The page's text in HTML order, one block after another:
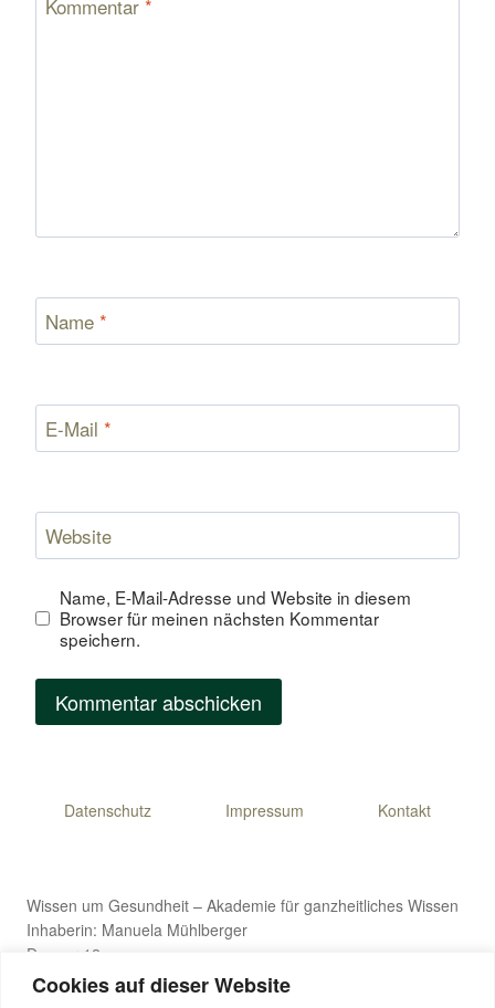
Cookies auf dieser Website
Name *
E-Mail *
Website
Name, E-Mail-Adresse und Website in diesem
Browser für meinen nächsten Kommentar
speichern.
Datenschutz Impressum Kontakt
Wissen um Gesundheit – Akademie für ganzheitliches Wissen
Inhaberin: Manuela Mühlberger
Danner 12
4971 Aurolzmünster, Österreich